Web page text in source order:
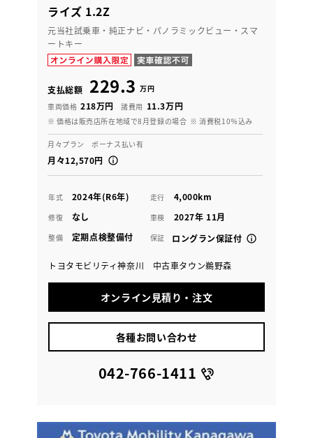
ライズ 1.2Z
元当社試乗車・純正ナビ・パノラミックビュー・スマ
ートキー
支払総額 229.3 万円
車両価格 218万円 諸費用 11.3万円
※ 価格は販売店所在地域で8月登録の場合 ※ 消費税10％込み
月々プラン ボーナス払い有
月々12,570円
年式 2024年(R6年) 走行 4,000km
修復 なし 車検 2027年 11月
整備 定期点検整備付 保証 ロングラン保証付
トヨタモビリティ神奈川 中古車タウン鵜野森
オンライン見積り・注文
各種お問い合わせ
042-766-1411